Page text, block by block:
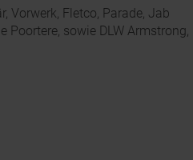
Vorwerk, Fletco, Parade, Jab
Poortere, sowie DLW Armstrong,